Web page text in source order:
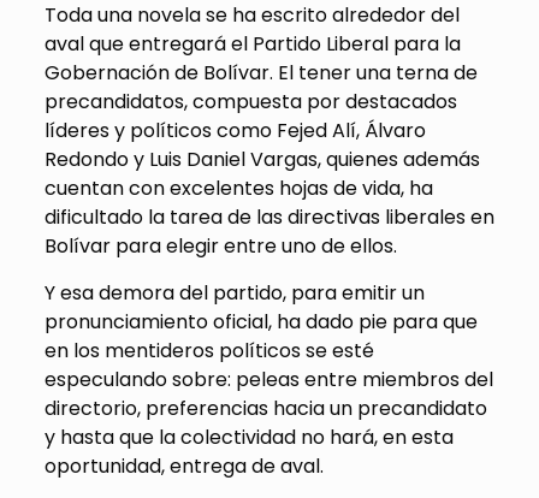
Toda una novela se ha escrito alrededor del
aval que entregará el Partido Liberal para la
Gobernación de Bolívar. El tener una terna de
precandidatos, compuesta por destacados
líderes y políticos como Fejed Alí, Álvaro
Redondo y Luis Daniel Vargas, quienes además
cuentan con excelentes hojas de vida, ha
dificultado la tarea de las directivas liberales en
Bolívar para elegir entre uno de ellos.
Y esa demora del partido, para emitir un
pronunciamiento oficial, ha dado pie para que
en los mentideros políticos se esté
especulando sobre: peleas entre miembros del
directorio, preferencias hacia un precandidato
y hasta que la colectividad no hará, en esta
oportunidad, entrega de aval.